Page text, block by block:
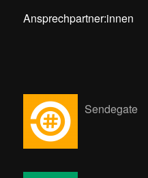
Ansprechpartner:innen
Sendegate